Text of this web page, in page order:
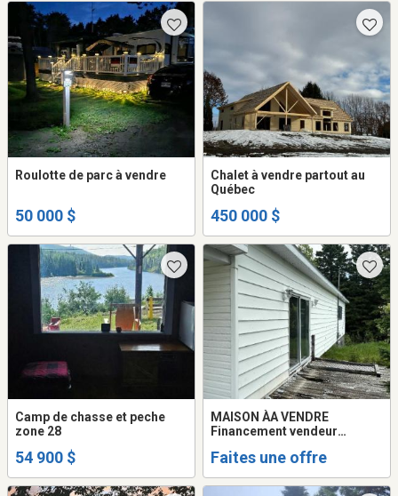
Roulotte de parc à vendre
50 000 $
Chalet à vendre partout au
Québec
450 000 $
Camp de chasse et peche
zone 28
54 900 $
MAISON ÀA VENDRE
Financement vendeur
Faites une offre